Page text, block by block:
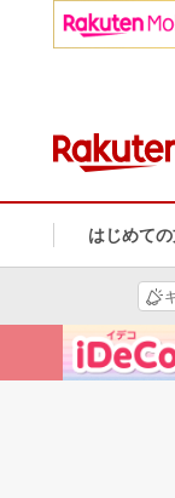
はじめて